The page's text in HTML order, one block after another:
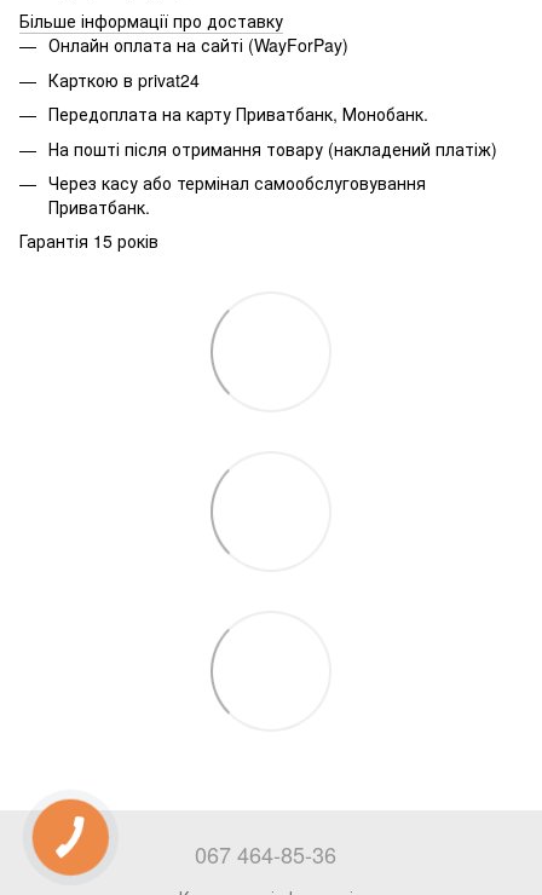
Більше інформації про доставку
Онлайн оплата на сайті (WayForPay)
Карткою в privat24
Передоплата на карту Приватбанк, Монобанк.
На пошті після отримання товару (накладений платіж)
Через касу або термінал самообслуговування
Приватбанк.
Гарантія 15 років
067 464-85-36